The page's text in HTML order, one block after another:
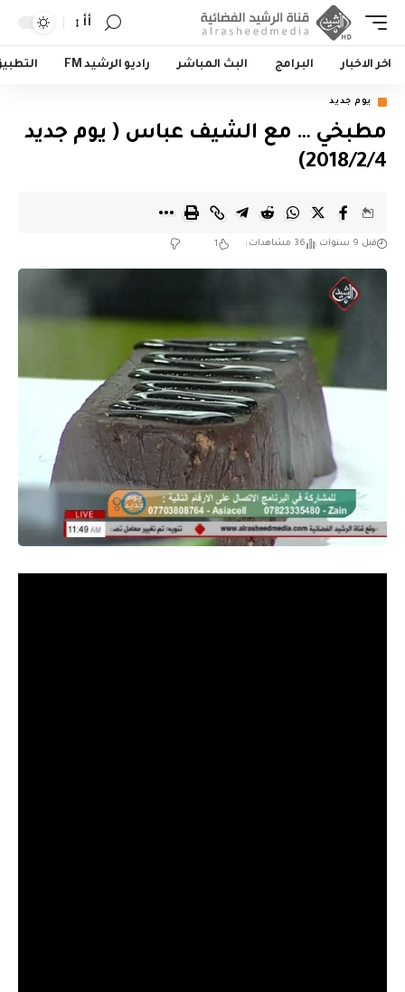
أأ
اخر الاخبار البرامج البث المباشر راديو الرشيد FM
يوم جديد
مطبخي … مع الشيف عباس ( يوم جديد
2018/2/4)
قبل 9 سنوات 36 مشاهدات 1